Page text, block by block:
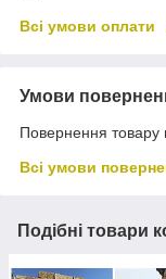
Всі умови оплати
Умови
Повернення товару
Всі умови
Подібні товари